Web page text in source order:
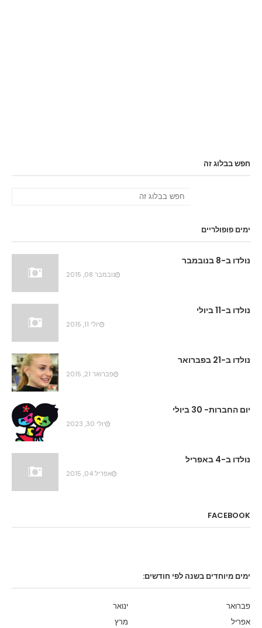
חפש בבלוג זה
ימים פופולריים
נולדו ב-8 בנובמבר
נובמבר 08, 2015
נולדו ב-11 ביולי
יולי 11, 2015
נולדו ב-21 בפברואר
פברואר 21, 2015
יום החברות- 30 ביולי
יולי 30, 2023
נולדו ב-4 באפריל
אפריל 04, 2015
FACEBOOK
ימים מיוחדים בשנה לפי חודשים:
ינואר
פברואר
מרץ
אפריל